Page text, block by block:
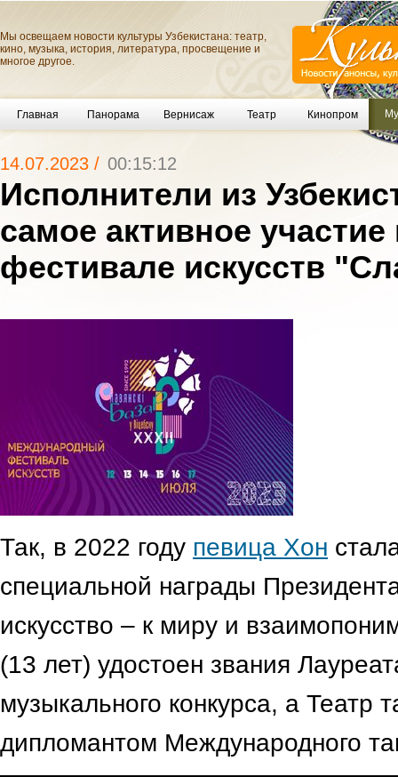
Мы освещаем новости культуры Узбекистана: театр,
кино, музыка, история, литература, просвещение и
многое другое.
Главная Панорама Вернисаж Театр Кинопром
14.07.2023 / 00:15:12
Исполнители из
самое активное
фестивале искусств
Так, в 2022 году певица Хон
специальной награды
искусство – к миру и
(13 лет) удостоен звания
музыкального конкурса, а Театр
дипломантом Международного